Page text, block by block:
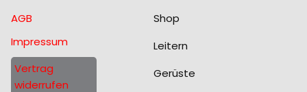
AGB
Impressum
Vertrag
widerrufen
Shop
Leitern
Gerüste